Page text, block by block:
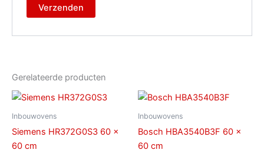
Gerelateerde producten
Inbouwovens
Siemens HR372G0S3 60 x
60 cm
Inbouwovens
Bosch HBA3540B3F 60 x
60 cm